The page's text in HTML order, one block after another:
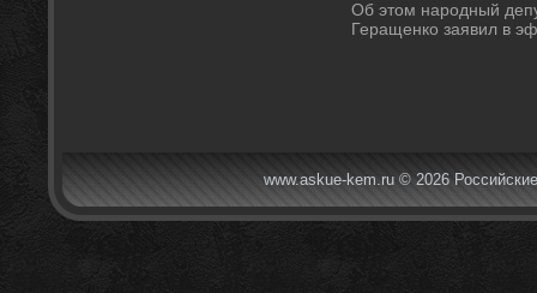
Об этοм народный
Геращенко заявил в
www.askue-kem.ru © 2026